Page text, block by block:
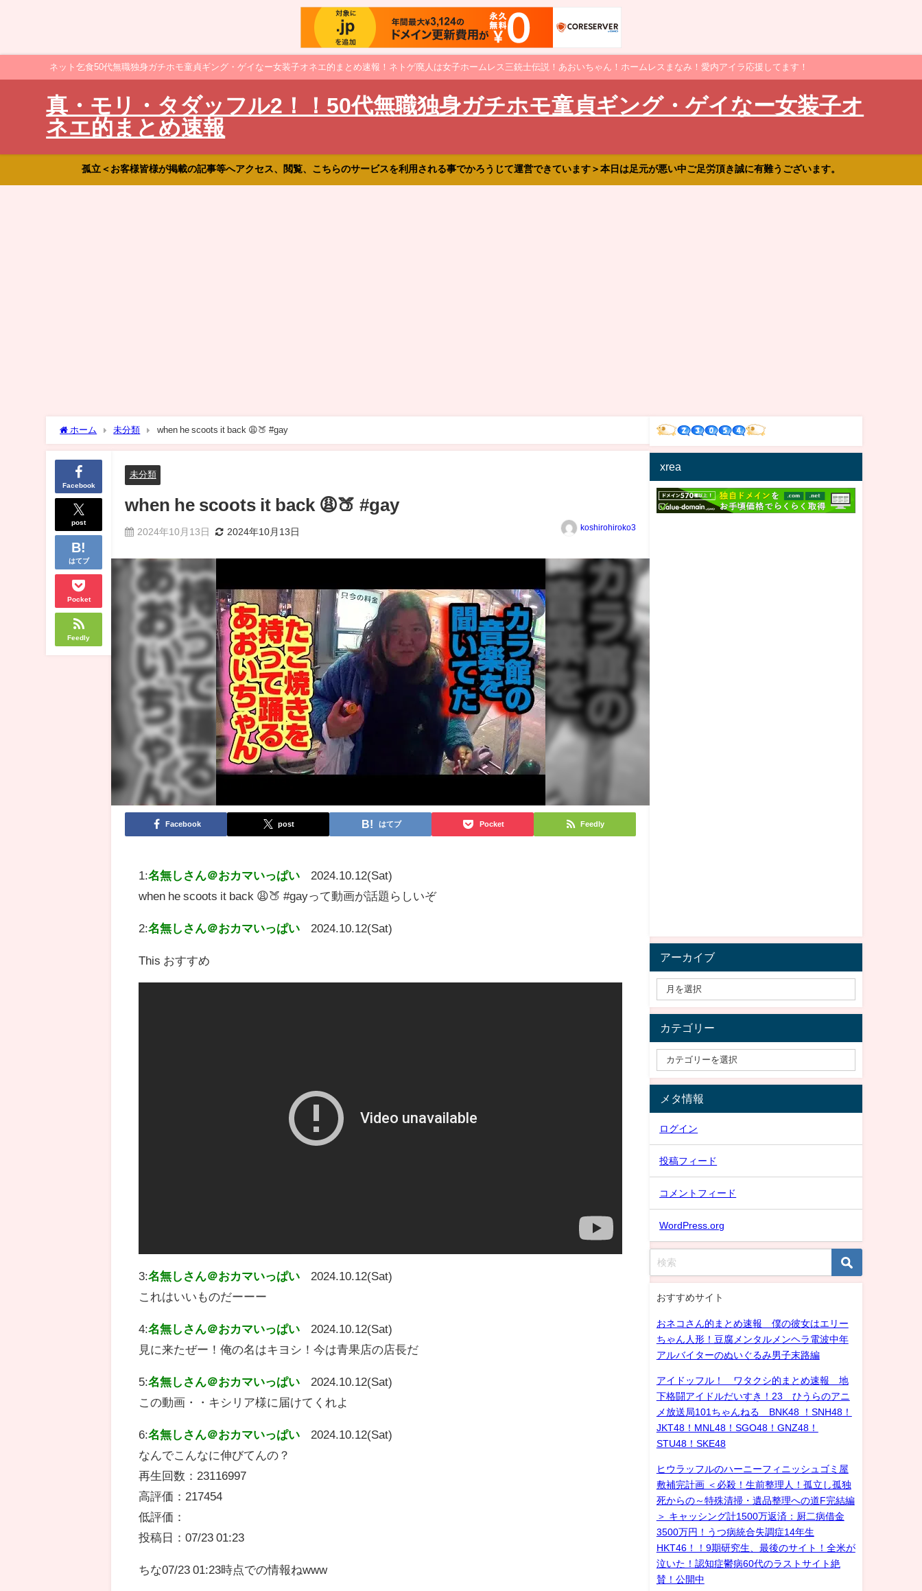
ネット乞食50代無職独身ガチホモ童貞ギング・ゲイなー女装子オネエ的まとめ速報！ネトゲ廃人は女子ホームレス三銃士伝説！あおいちゃん！ホームレスまなみ！愛内アイラ応援してます！
真・モリ・タダッフル2！！50代無職独身ガチホモ童貞ギング・ゲイなー女装子オ
ネエ的まとめ速報
孤立＜お客様皆様が掲載の記事等へアクセス、閲覧、こちらのサービスを利用される事でかろうじて運営できています＞本日は足元が悪い中ご足労頂き誠に有難うございます。
ホーム 未分類 when he scoots it back 😩🍑 #gay
Facebook
post
はてブ
Pocket
Feedly
未分類
when he scoots it back 😩🍑 #gay
2024年10月13日 2024年10月13日 koshirohiroko3
Facebook post はてブ Pocket Feedly
1:名無しさん＠おカマいっぱい
2024.10.12(Sat)
when he scoots it back 😩🍑 #gayって動画が話題らしいぞ
2:名無しさん＠おカマいっぱい 2024.10.12(Sat)
This おすすめ
3:名無しさん＠おカマいっぱい
2024.10.12(Sat)
これはいいものだーーー
4:名無しさん＠おカマいっぱい
2024.10.12(Sat)
見に来たぜー！俺の名はキヨシ！今は青果店の店長だ
5:名無しさん＠おカマいっぱい
2024.10.12(Sat)
この動画・・キシリア様に届けてくれよ
6:名無しさん＠おカマいっぱい
2024.10.12(Sat)
なんでこんなに伸びてんの？
再生回数：23116997
高評価：217454
低評価：
投稿日：07/23 01:23
ちな07/23 01:23時点での情報ねwww
xrea
アーカイブ
カテゴリー
メタ情報
ログイン
投稿フィード
コメントフィード
WordPress.org
おすすめサイト
おネコさん的まとめ速報 僕の彼女はエリー
ちゃん人形！豆腐メンタルメンヘラ電波中年
アルバイターのぬいぐるみ男子末路編
アイドッフル！ ワタクシ的まとめ速報 地
下格闘アイドルだいすき！23 ひうらのアニ
メ放送局101ちゃんねる BNK48 ！SNH48！
JKT48！MNL48！SGO48！GNZ48！
STU48！SKE48
ヒウラッフルのハーニーフィニッシュゴミ屋
敷補完計画 ＜必殺！生前整理人！孤立し孤独
死からの～特殊清掃・遺品整理への道F完結編
＞ キャッシング計1500万返済：厨二病借金
3500万円！うつ病統合失調症14年生
HKT46！！9期研究生、最後のサイト！全米が
泣いた！認知症鬱病60代のラストサイト絶
賛！公開中